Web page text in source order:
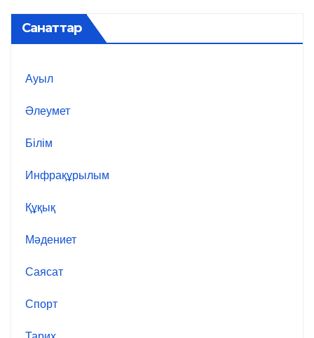
Санаттар
Ауыл
Әлеумет
Білім
Инфрақұрылым
Құқық
Мәдениет
Саясат
Спорт